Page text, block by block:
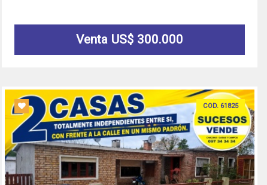
Venta US$ 300.000
COD. 61825